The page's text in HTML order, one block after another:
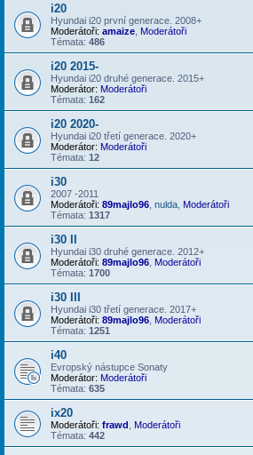
i20
Hyundai i20 první generace. 2008+
Moderátoři: amaize Moderátoři
Témata: 486
i20 2015-
Hyundai i20 druhé generace. 2015+
Moderátor: Moderátoři
Témata: 162
i20 2020-
Hyundai i20 třetí generace. 2020+
Moderátor: Moderátoři
Témata: 12
i30
2007 -2011
Moderátoři: 89majlo96 nulda Moderátoři
Témata: 1317
i30 II
Hyundai i30 druhé generace. 2012+
Moderátoři: 89majlo96 Moderátoři
Témata: 1700
i30 III
Hyundai i30 třetí generace. 2017+
Moderátoři: 89majlo96 Moderátoři
Témata: 1251
i40
Evropský nástupce Sonaty
Moderátor: Moderátoři
Témata: 635
ix20
Moderátoři: frawd
Moderátoři
Témata: 442